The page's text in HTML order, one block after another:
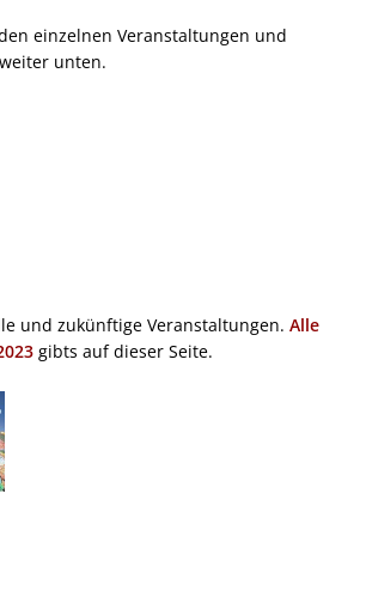
einzelnen Veranstaltungen und
unten.
und zukünftige Veranstaltungen. Alle
gibts auf dieser Seite.